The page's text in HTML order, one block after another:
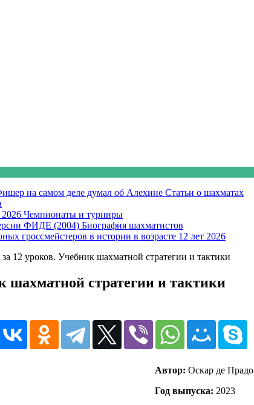
на самом деле думал об Алехине Статьи о шахматах
Чемпионаты и турниры
ФИДЕ (2004) Биография шахматистов
гроссмейстеров в истории в возрасте 12 лет 2026
12 уроков. Учебник шахматной стратегии и тактики
шахматной стратегии и тактики
Автор: Оскар де Прадо
Год выпуска: 2023